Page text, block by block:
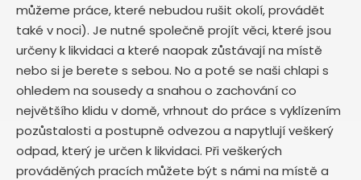
můžeme práce, které nebudou rušit okolí, provádět
také v noci). Je nutné společně projít věci, které jsou
určeny k likvidaci a které naopak zůstávají na místě
nebo si je berete s sebou. No a poté se naši chlapi s
ohledem na sousedy a snahou o zachování co
největšího klidu v domě, vrhnout do práce s vyklízením
pozůstalosti a postupně odvezou a napytlují veškerý
odpad, který je určen k likvidaci. Při veškerých
prováděných pracích můžete být s námi na místě a